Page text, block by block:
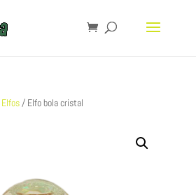
Elfos/ Elfo bola cristal